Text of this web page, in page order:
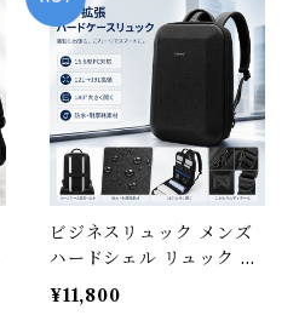
ゃれ 大人 ギフト 牛革 ホ
ワイト アイボリー 3Qee
576330_qz
ビジネスリュック メンズ
ハードシェル リュック 大
容量 マチ拡張 撥水 15.6イ
ンチ PCバッグ 耐衝撃 バ
¥11,800